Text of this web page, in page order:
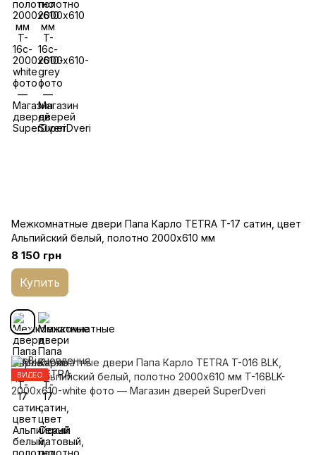
Межкомнатные двери Папа Карло TETRA T-17 cатин, цвет
Альпийский белый, полотно 2000х610 мм
8 150 грн
Купить
ВИДЕО